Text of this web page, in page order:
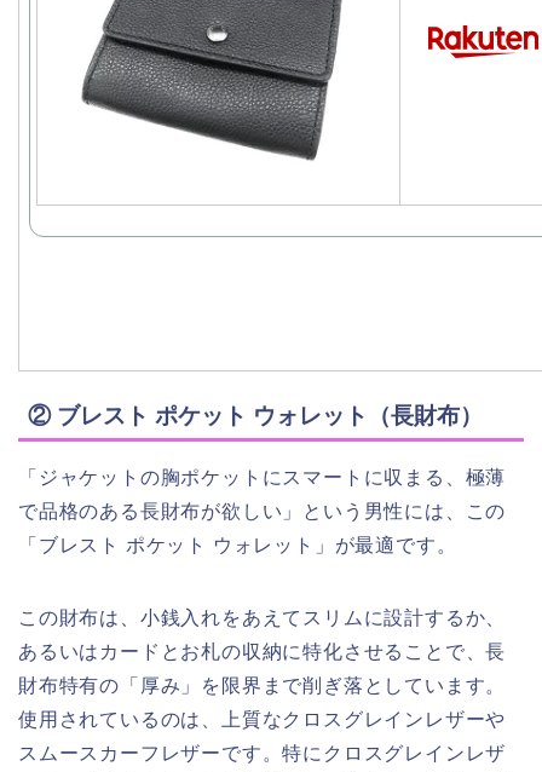
② ブレスト ポケット ウォレット（長財布）
「ジャケットの胸ポケットにスマートに収まる、極薄
で品格のある長財布が欲しい」という男性には、この
「ブレスト ポケット ウォレット」が最適です。
この財布は、小銭入れをあえてスリムに設計するか、
あるいはカードとお札の収納に特化させることで、長
財布特有の「厚み」を限界まで削ぎ落としています。
使用されているのは、上質なクロスグレインレザーや
スムースカーフレザーです。特にクロスグレインレザ